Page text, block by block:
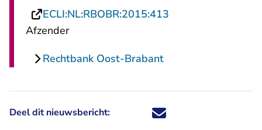
ECLI:NL:RBOBR:2015:413
Afzender
Rechtbank Oost-Brabant
Deel dit nieuwsbericht: Deel dit nieuwsbericht via X -
Deel dit nieuwsbericht via
Deel dit nieuwsbericht
Deel dit